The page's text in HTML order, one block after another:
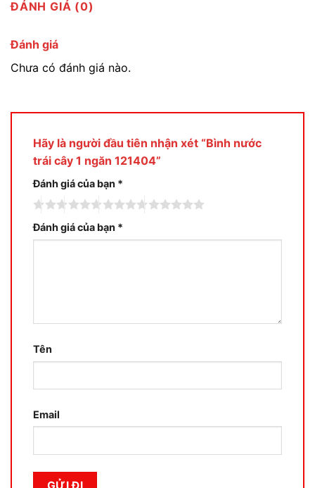
ĐÁNH GIÁ (0)
Đánh giá
Chưa có đánh giá nào.
Hãy là người đầu tiên nhận xét “Bình nước
trái cây 1 ngăn 121404”
Đánh giá của bạn *
Đánh giá của bạn *
Tên
Email